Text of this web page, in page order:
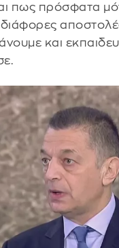
πως πρόσφατα
και